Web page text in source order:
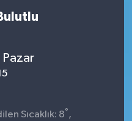
Sıcaklık: 8° ,